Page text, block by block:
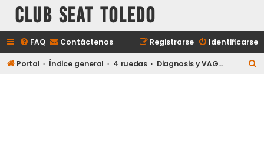
Club Seat Toledo
FAQ Contáctenos Identificarse
Registrarse
Portal Índice general 4 ruedas Diagnosis y VAG-COM